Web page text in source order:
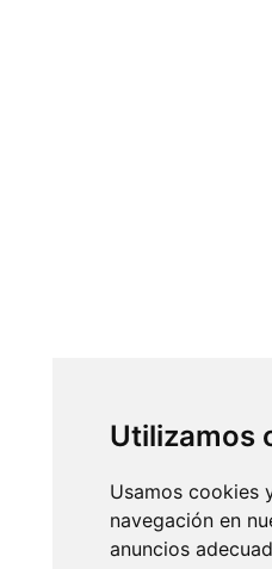
Utilizamos
Usamos cookies
navegación en
anuncios